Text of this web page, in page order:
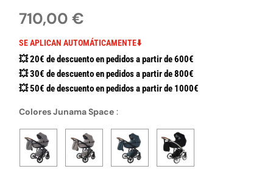
710,00€
SE APLICAN AUTOMÁTICAMENTE⬇️
💥 20€ de descuento en pedidos a partir de 600€
💥 30€ de descuento en pedidos a partir de 800€
💥 50€ de descuento en pedidos a partir de 1000€
Colores Junama Space :